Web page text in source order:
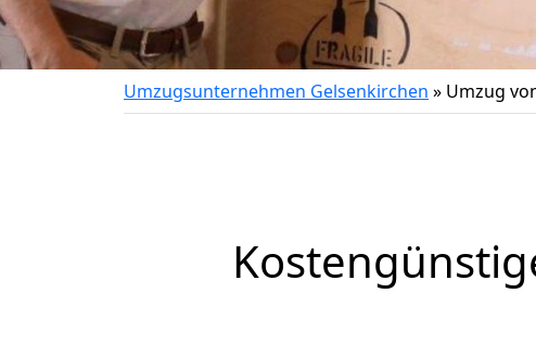
Umzugsunternehmen Gelsenkirchen » Umzug